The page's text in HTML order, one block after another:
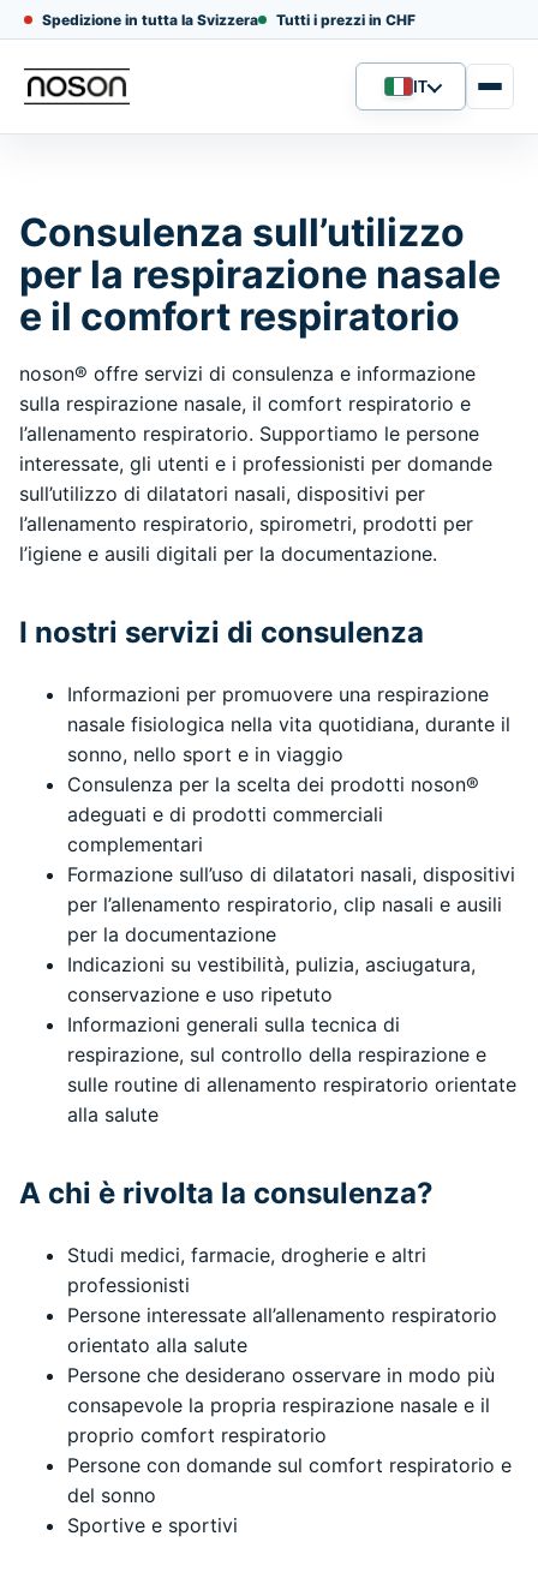
Spedizione in tutta la Svizzera Tutti i prezzi in CHF
Lingua
IT
Consulenza sull’utilizzo
per la respirazione nasale
e il comfort respiratorio
noson® offre servizi di consulenza e informazione
sulla respirazione nasale, il comfort respiratorio e
l’allenamento respiratorio. Supportiamo le persone
interessate, gli utenti e i professionisti per domande
sull’utilizzo di dilatatori nasali, dispositivi per
l’allenamento respiratorio, spirometri, prodotti per
l’igiene e ausili digitali per la documentazione.
I nostri servizi di consulenza
Informazioni per promuovere una respirazione
nasale fisiologica nella vita quotidiana, durante il
sonno, nello sport e in viaggio
Consulenza per la scelta dei prodotti noson®
adeguati e di prodotti commerciali
complementari
Formazione sull’uso di dilatatori nasali, dispositivi
per l’allenamento respiratorio, clip nasali e ausili
per la documentazione
Indicazioni su vestibilità, pulizia, asciugatura,
conservazione e uso ripetuto
Informazioni generali sulla tecnica di
respirazione, sul controllo della respirazione e
sulle routine di allenamento respiratorio orientate
alla salute
A chi è rivolta la consulenza?
Studi medici, farmacie, drogherie e altri
professionisti
Persone interessate all’allenamento respiratorio
orientato alla salute
Persone che desiderano osservare in modo più
consapevole la propria respirazione nasale e il
proprio comfort respiratorio
Persone con domande sul comfort respiratorio e
del sonno
Sportive e sportivi